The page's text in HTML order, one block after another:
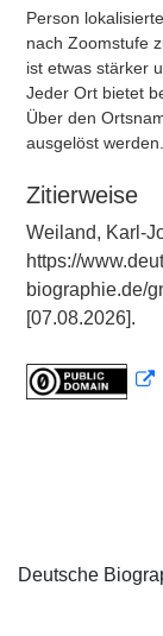
Person
nach Zoomstufe
ist etwas stärker
Jeder Ort bietet
Über den
ausgelöst werden.
Zitierweise
Weiland, Karl-
https://
biographie.de/
[07.08.2026].
Deutsche